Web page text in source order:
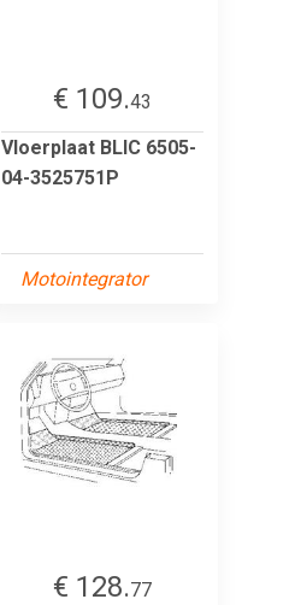
€ 109.43
Vloerplaat BLIC 6505-
04-3525751P
Motointegrator
€ 128.77